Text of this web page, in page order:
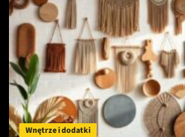
Wnętrze i dodatki